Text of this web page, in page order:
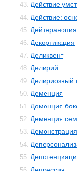
43. Действие
44. Действие:
45. Дейтеранопия
46. Декортикация
47. Деликвент
48. Делирий
49. Делириозный
50. Деменция
51. Деменция
52. Деменция
53.
54.
55.